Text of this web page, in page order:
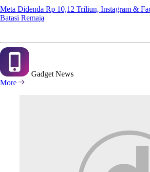
Meta Didenda Rp 10,12 Triliun, Instagram &
Batasi Remaja
Gadget News
More